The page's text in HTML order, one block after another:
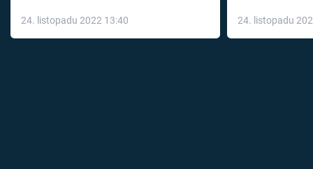
24. listopadu 2022 13:40
léky
24. listopadu